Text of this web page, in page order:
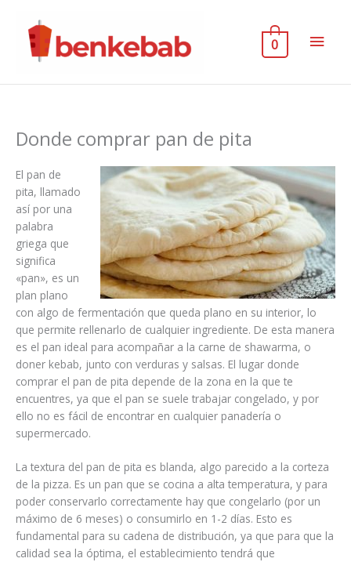
contenido
0
Donde comprar pan de pita
El pan de
pita, llamado
así por una
palabra
griega que
significa
«pan», es un
plan plano
con algo de fermentación que queda plano en su interior, lo
que permite rellenarlo de cualquier ingrediente. De esta manera
es el pan ideal para acompañar a la carne de shawarma, o
doner kebab, junto con verduras y salsas. El lugar donde
comprar el pan de pita depende de la zona en la que te
encuentres, ya que el pan se suele trabajar congelado, y por
ello no es fácil de encontrar en cualquier panadería o
supermercado.
La textura del pan de pita es blanda, algo parecido a la corteza
de la pizza. Es un pan que se cocina a alta temperatura, y para
poder conservarlo correctamente hay que congelarlo (por un
máximo de 6 meses) o consumirlo en 1-2 días. Esto es
fundamental para su cadena de distribución, ya que para que la
calidad sea la óptima, el establecimiento tendrá que